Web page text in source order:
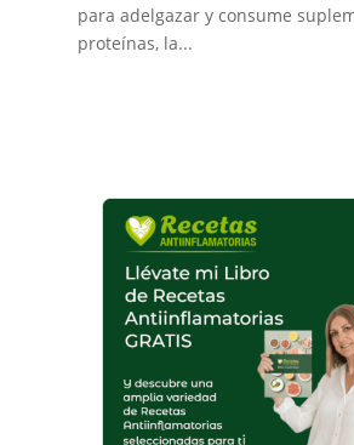
para adelgazar y consume
proteínas, la...